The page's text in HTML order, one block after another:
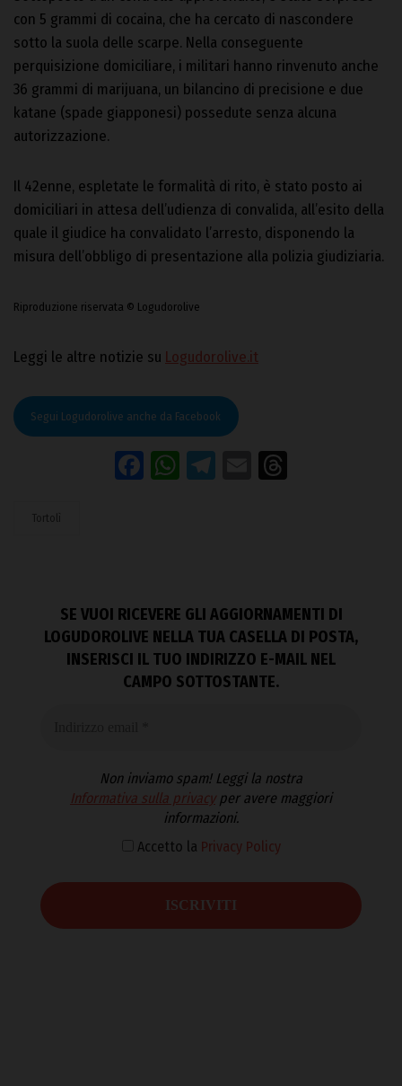
con 5 grammi di cocaina, che ha cercato di nascondere
sotto la suola delle scarpe. Nella conseguente
perquisizione domiciliare, i militari hanno rinvenuto anche
36 grammi di marijuana, un bilancino di precisione e due
katane (spade giapponesi) possedute senza alcuna
autorizzazione.
Il 42enne, espletate le formalità di rito, è stato posto ai
domiciliari in attesa dell’udienza di convalida, all’esito della
quale il giudice ha convalidato l’arresto, disponendo la
misura dell’obbligo di presentazione alla polizia giudiziaria.
Riproduzione riservata © Logudorolive
Leggi le altre notizie su Logudorolive.it
Segui Logudorolive anche da Facebook
Facebook
WhatsApp
Telegram
Email
Tortolì
SE VUOI RICEVERE GLI AGGIORNAMENTI DI
LOGUDOROLIVE NELLA TUA CASELLA DI POSTA,
INSERISCI IL TUO INDIRIZZO E-MAIL NEL
CAMPO SOTTOSTANTE.
Non inviamo spam! Leggi la nostra
Informativa sulla privacyper avere maggiori
informazioni.
Accetto la Privacy Policy